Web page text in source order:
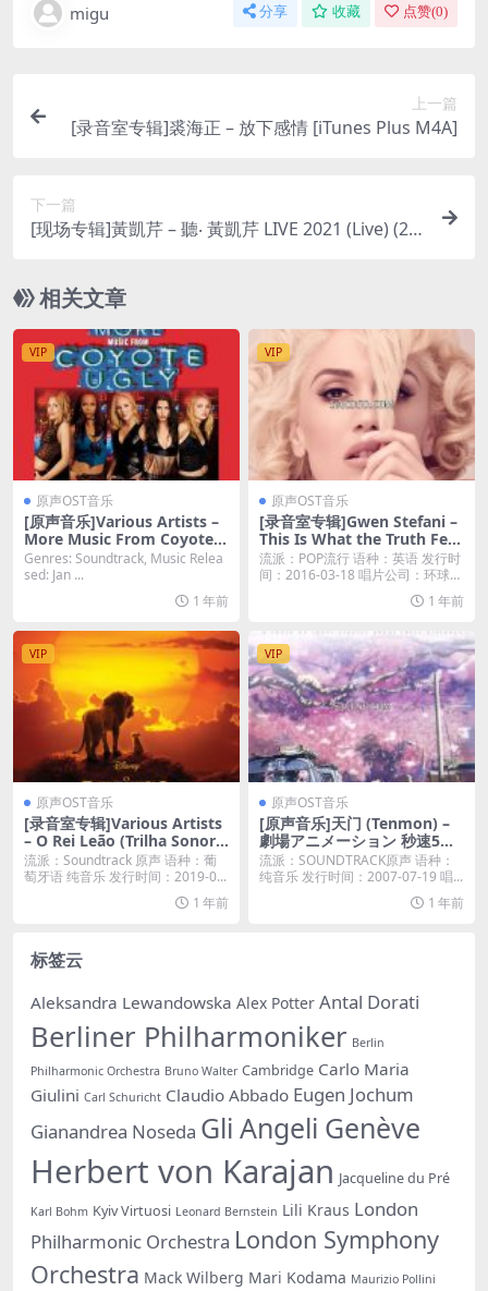
migu 分享 收藏 点赞(0)
上一篇
[录音室专辑]裘海正 – 放下感情 [iTunes Plus M4A]
下一篇
[现场专辑]黃凱芹 – 聽‧ 黃凱芹 LIVE 2021 (Live) (20
相关文章
VIP
原声OST音乐
[原声音乐]Various Artists –
More Music From Coyote
Ugly (Music From the Moti
on Pictures) [iTunes Plus M
Genres: Soundtrack, Music Relea
sed: Jan ...
1 年前
VIP
原声OST音乐
[录音室专辑]Gwen Stefani –
This Is What the Truth Feel
s Like (US Version) [iTunes
Plus M4A]
流派：POP流行 语种：英语 发行时
间：2016-03-18 唱片公司：环球唱
1 年前
VIP
原声OST音乐
[录音室专辑]Various Artists
– O Rei Leão (Trilha Sonora
Original em Português)
流派：Soundtrack 原声 语种：葡
萄牙语 纯音乐 发行时间：2019-0...
1 年前
VIP
原声OST音乐
[原声音乐]天门 (Tenmon) –
劇場アニメーション 秒速5セ
ンチメートル Soundtracks [i
Tunes Plus M4A]
流派：SOUNDTRACK原声 语种：
纯音乐 发行时间：2007-07-19 唱...
1 年前
标签云
Aleksandra Lewandowska Alex Potter Antal Dorati
Berliner Philharmoniker Berlin
Philharmonic Orchestra Bruno Walter Cambridge Carlo Maria
Giulini Carl Schuricht Claudio Abbado Eugen Jochum
Gianandrea Noseda Gli Angeli Genève
Herbert von Karajan Jacqueline du Pré
Karl Bohm Kyiv Virtuosi Leonard Bernstein Lili Kraus London
Philharmonic Orchestra London Symphony
Orchestra Mack Wilberg Mari Kodama Maurizio Pollini